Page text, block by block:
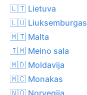
🇱🇹 Lietuva
🇱🇺 Liuksemburgas
🇲🇹 Malta
🇮🇲 Meino sala
🇲🇩 Moldavija
🇲🇨 Monakas
🇳🇴 Norvegija